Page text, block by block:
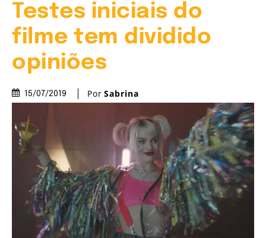
Testes iniciais do
filme tem dividido
opiniões
15/07/2019 Por Sabrina